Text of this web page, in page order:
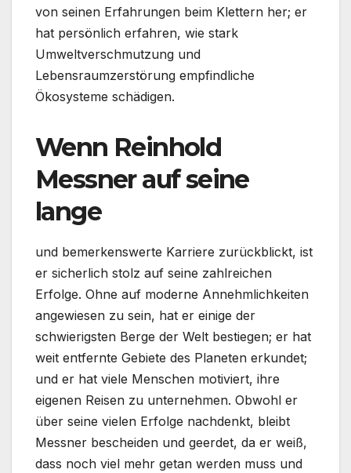
von seinen Erfahrungen beim Klettern her; er
hat persönlich erfahren, wie stark
Umweltverschmutzung und
Lebensraumzerstörung empfindliche
Ökosysteme schädigen.
Wenn Reinhold
Messner auf seine
lange
und bemerkenswerte Karriere zurückblickt, ist
er sicherlich stolz auf seine zahlreichen
Erfolge. Ohne auf moderne Annehmlichkeiten
angewiesen zu sein, hat er einige der
schwierigsten Berge der Welt bestiegen; er hat
weit entfernte Gebiete des Planeten erkundet;
und er hat viele Menschen motiviert, ihre
eigenen Reisen zu unternehmen. Obwohl er
über seine vielen Erfolge nachdenkt, bleibt
Messner bescheiden und geerdet, da er weiß,
dass noch viel mehr getan werden muss und